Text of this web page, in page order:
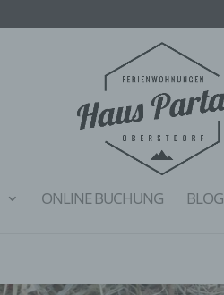
ONLINE BUCHUNG BLOG